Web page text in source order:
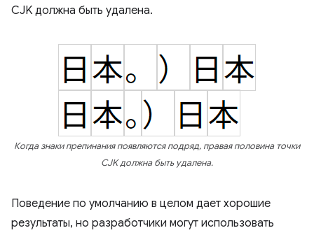
CJK должна быть удалена.
Когда знаки препинания появляются подряд, правая половина точки
CJK должна быть удалена.
Поведение по умолчанию в целом дает хорошие
результаты, но разработчики могут использовать